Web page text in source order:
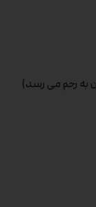
به رحم می رسد)